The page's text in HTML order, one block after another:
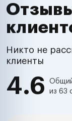
Никто не
клиенты
4.6
из 63